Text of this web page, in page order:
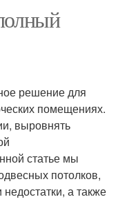
решение для
помещениях.
выровнять
статье мы
потолков,
а также